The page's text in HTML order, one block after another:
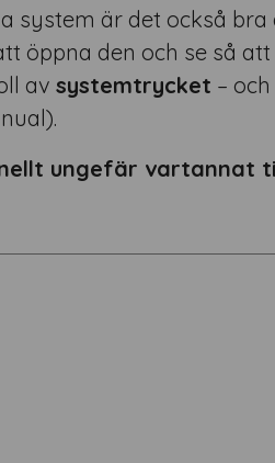
system är det också bra
öppna den och se så
avsystemtrycket –
ungefär vartannat